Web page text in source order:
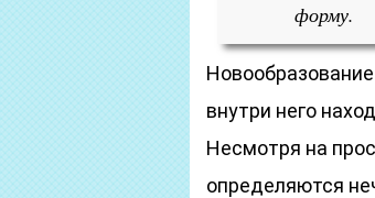
форму.
внутри него
Несмотря на
определяются